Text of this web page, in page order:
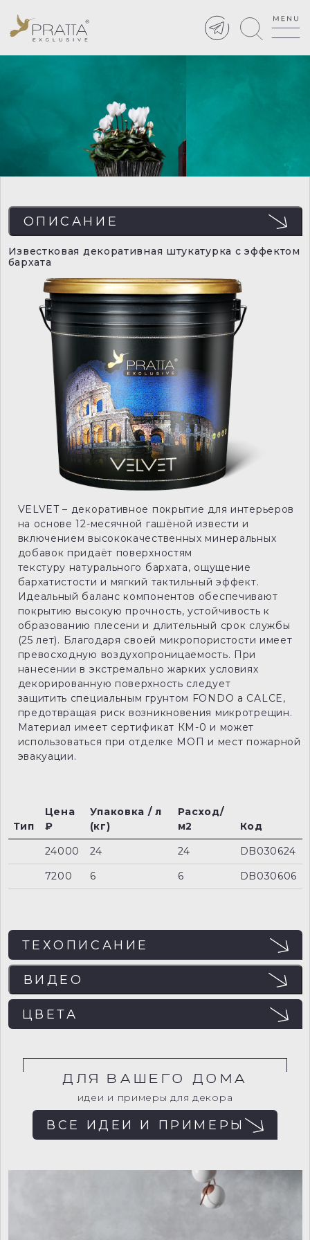
ОПИСАНИЕ
Известковая декоративная штукатурка с эффектом
бархата
VELVET – декоративное покрытие для интерьеров
на основе 12-месячной гашёной извести и
включением высококачественных минеральных
добавок придаёт поверхностям
текстуру натурального бархата, ощущение
бархатистости и мягкий тактильный эффект.
Идеальный баланс компонентов обеспечивают
покрытию высокую прочность, устойчивость к
образованию плесени и длительный срок службы
(25 лет). Благодаря своей микропористости имеет
превосходную воздухопроницаемость. При
нанесении в экстремально жарких условиях
декорированную поверхность следует
защитить специальным грунтом FONDO a CALCE,
предотвращая риск возникновения микротрещин.
Материал имеет сертификат КМ-0 и может
использоваться при отделке МОП и мест пожарной
эвакуации.
Тип
Цена
₽
Упаковка / л
(кг)
Расход/
м2
Код
24000
24 24
DB030624
7200
6 6 DB030606
ТЕХОПИСАНИЕ
ВИДЕО
ЭФФЕКТЫ
Для загрузки внешнего содержимого
необходимо разрешить cookies.
Изменить настройки cookies
ЦВЕТА
ДЛЯ ВАШЕГО ДОМА
идеи и примеры для декора
ВСЕ ИДЕИ И ПРИМЕРЫ